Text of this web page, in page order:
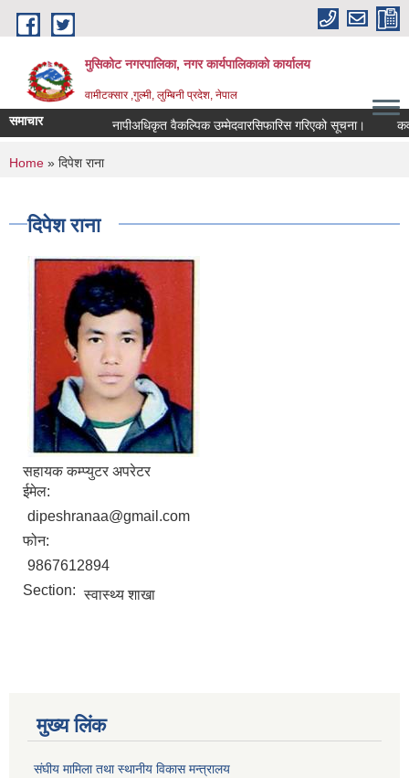
Skip to main content
मुसिकोट नगरपालिका, नगर कार्यपालिकाकाे कार्यालय
वामीटक्सार ,गुल्मी, लुम्बिनी प्रदेश, नेपाल
समाचार नापीअधिकृत वैकल्पिक उम्मेदवारसिफारिस गरिएको सूचना।
You are here
Home » दिपेश राना
दिपेश राना
सहायक कम्प्युटर अपरेटर
ईमेल:
dipeshranaa@gmail.com
फोन:
9867612894
Section: स्वास्थ्य शाखा
मुख्य लिंक
संघीय मामिला तथा स्थानीय विकास मन्त्रालय